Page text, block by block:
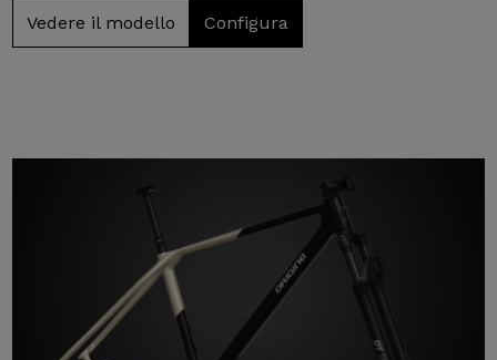
Vedere il modello
Configura